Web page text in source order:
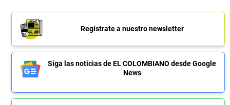
Regístrate a nuestro newsletter
Siga las noticias de EL COLOMBIANO desde Google
News